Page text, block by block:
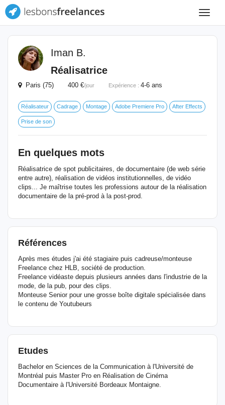
Toggle
Iman B.
Réalisatrice
Paris (75) 400 €/jour Expérience : 4-6 ans
Réalisateur Cadrage Montage Adobe Premiere Pro After Effects
Prise de son
En quelques mots
Réalisatrice de spot publicitaires, de documentaire (de web série
entre autre), réalisation de vidéos institutionnelles, de vidéo
clips... Je maîtrise toutes les professions autour de la réalisation
documentaire de la pré-prod à la post-prod.
Références
Après mes études j'ai été stagiaire puis cadreuse/monteuse
Freelance chez HLB, société de production.
Freelance vidéaste depuis plusieurs années dans l'industrie de la
mode, de la pub, pour des clips.
Monteuse Senior pour une grosse boîte digitale spécialisée dans
le contenu de Youtubeurs
Etudes
Bachelor en Sciences de la Communication à l'Université de
Montréal puis Master Pro en Réalisation de Cinéma
Documentaire à l'Université Bordeaux Montaigne.